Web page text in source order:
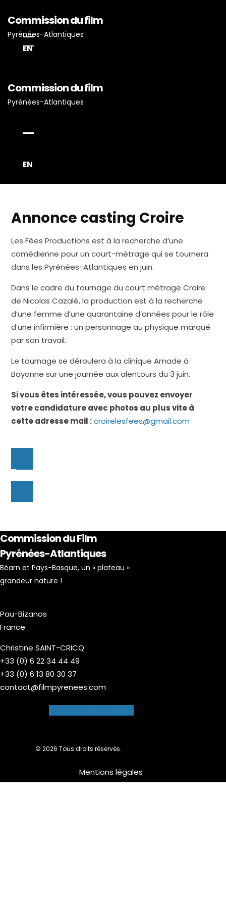
Commission du film
Pyrénées-Atlantiques
EN
Commission du film
Pyrénées-Atlantiques
EN
Accueil
Actualités
Annonce casting Croire
Les Fées Productions est à la recherche d’une
comédienne pour un court-métrage qui se tournera
dans les Pyrénées-Atlantiques en juin.
Dans le cadre du tournage du court métrage Croire
de Nicolas Cazalé, la production est à la recherche
d’une femme d’une quarantaine d’années pour le rôle
d’une infirmière : un personnage au physique marqué
par son travail.
Le tournage se déroulera à la clinique Amade à
Bayonne sur une journée aux alentours du 3 juin.
Si vous êtes intéressée, vous pouvez envoyer
votre candidature avec photos au plus vite à
cette adresse mail : croirelesfees@gmail.com
Commission du Film
Pyrénées-Atlantiques
Béarn et Pays-Basque, un « plateau »
grandeur nature !
Pau-Bizanos
France
Christine SAINT-CRICQ
+33 (0) 6 22 34 44 49
+33 (0) 6 13 80 30 37
contact@filmpyrenees.com
© 2026 Tous droits réservés.
Mentions légales